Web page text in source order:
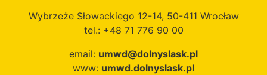
Wybrzeże Słowackiego 12-14, 50-411 Wrocław
tel.: +48 71 776 90 00
email: umwd@dolnyslask.pl
www: umwd.dolnyslask.pl